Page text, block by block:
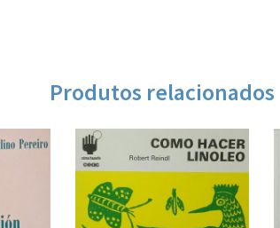
Produtos relacionados